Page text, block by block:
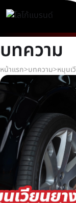
บทความ
หน้าแรก>บทความ>